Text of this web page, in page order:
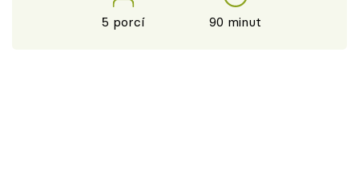
Přihlášení5 porcí 90 minut